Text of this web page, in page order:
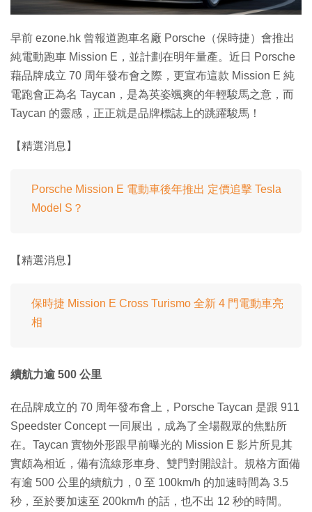
早前 ezone.hk 曾報道跑車名廠 Porsche（保時捷）會推出
純電動跑車 Mission E，並計劃在明年量產。近日 Porsche
藉品牌成立 70 周年發布會之際，更宣布這款 Mission E 純
電跑會正為名 Taycan，是為英姿颯爽的年輕駿馬之意，而
Taycan 的靈感，正正就是品牌標誌上的跳躍駿馬！
【精選消息】
Porsche Mission E 電動車後年推出 定價追擊 Tesla
Model S？
【精選消息】
保時捷 Mission E Cross Turismo 全新 4 門電動車亮
相
續航力逾 500 公里
在品牌成立的 70 周年發布會上，Porsche Taycan 是跟 911
Speedster Concept 一同展出，成為了全場觀眾的焦點所
在。Taycan 實物外形跟早前曝光的 Mission E 影片所見其
實頗為相近，備有流線形車身、雙門對開設計。規格方面備
有逾 500 公里的續航力，0 至 100km/h 的加速時間為 3.5
秒，至於要加速至 200km/h 的話，也不出 12 秒的時間。